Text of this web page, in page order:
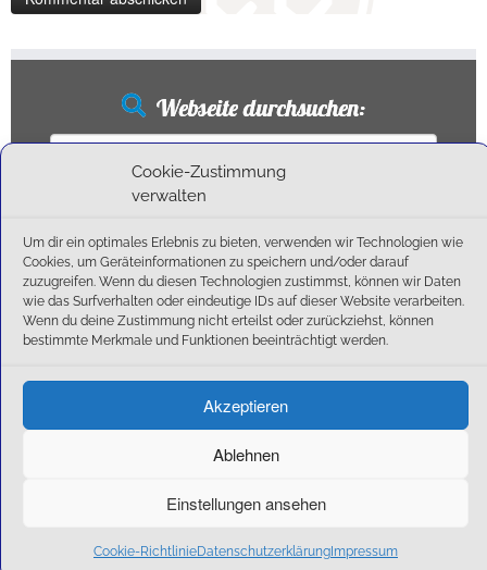
Cookie-Zustimmung
verwalten
Um dir ein optimales Erlebnis zu bieten, verwenden wir Technologien wie
Cookies, um Geräteinformationen zu speichern und/oder darauf
zuzugreifen. Wenn du diesen Technologien zustimmst, können wir Daten
wie das Surfverhalten oder eindeutige IDs auf dieser Website verarbeiten.
Wenn du deine Zustimmung nicht erteilst oder zurückziehst, können
bestimmte Merkmale und Funktionen beeinträchtigt werden.
Akzeptieren
Ablehnen
Einstellungen ansehen
Cookie-RichtlinieDatenschutzerklärung Impressum
Webseite durchsuchen:
Suchen
Neueste Beiträge
Ballschule erweitert!
6:1-Triumph im Heimfinale: Der SC Olching schießt sich zurück in die Landesliga!
Außensaison 2025
Start am 01. September!
SC Olching e.V.·Präsentiert von